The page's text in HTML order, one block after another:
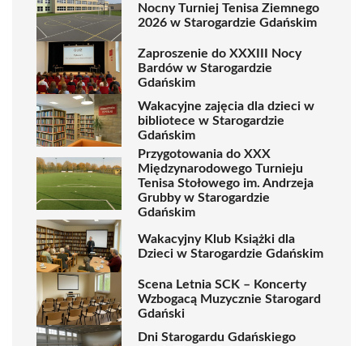
Nocny Turniej Tenisa Ziemnego
2026 w Starogardzie Gdańskim
Zaproszenie do XXXIII Nocy
Bardów w Starogardzie
Gdańskim
Wakacyjne zajęcia dla dzieci w
bibliotece w Starogardzie
Gdańskim
Przygotowania do XXX
Międzynarodowego Turnieju
Tenisa Stołowego im. Andrzeja
Grubby w Starogardzie
Gdańskim
Wakacyjny Klub Książki dla
Dzieci w Starogardzie Gdańskim
Scena Letnia SCK – Koncerty
Wzbogacą Muzycznie Starogard
Gdański
Dni Starogardu Gdańskiego